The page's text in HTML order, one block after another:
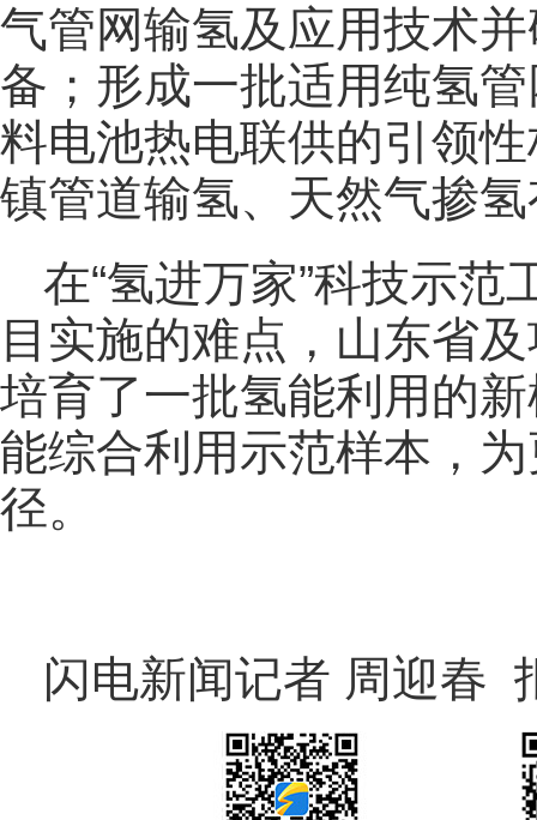
气管网输氢及应用技术
备；形成一批适用纯氢
料电池热电联供的引领
镇管道输氢、天然气掺
在“氢进万家”科技示
目实施的难点，山东省
培育了一批氢能利用的
能综合利用示范样本，
径。
闪电新闻记者 周迎春